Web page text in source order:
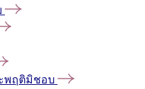
พฤติมิชอบ